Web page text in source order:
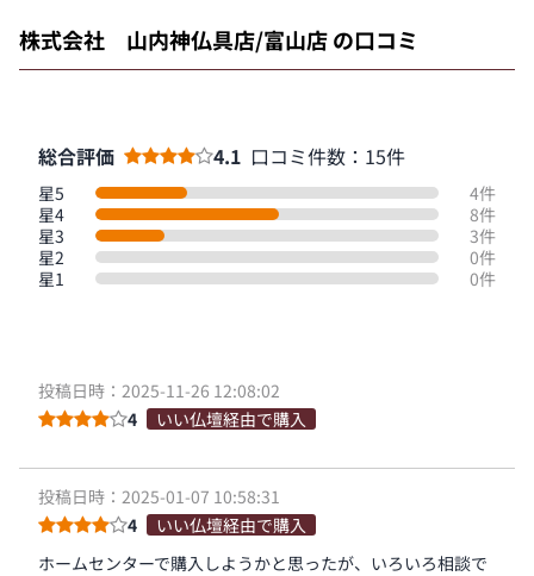
株式会社 山内神仏具店/富山店 の口コミ
総合評価 4.1 口コミ件数：15件
星5
4件
星4
8件
星3
3件
星2
0件
星1
0件
投稿日時：2025-11-26 12:08:02
4
いい仏壇経由で購入
投稿日時：2025-01-07 10:58:31
4
いい仏壇経由で購入
ホームセンターで購入しようかと思ったが、いろいろ相談で